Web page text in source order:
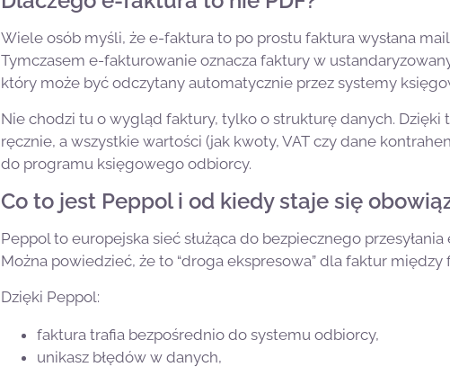
Wiele osób myśli, że e-faktura to po prostu faktura wysłana
Tymczasem e-fakturowanie oznacza faktury w
który może być odczytany automatycznie przez systemy
Nie chodzi tu o wygląd faktury, tylko o strukturę danych. Dzięki
ręcznie, a wszystkie wartości (jak kwoty, VAT czy dane
do programu księgowego odbiorcy.
Co to jest Peppol i od kiedy staje się
Peppol to europejska sieć służąca do bezpiecznego
Można powiedzieć, że to “droga ekspresowa” dla faktur między
Dzięki Peppol:
faktura trafia bezpośrednio do systemu odbiorcy,
unikasz błędów w danych,